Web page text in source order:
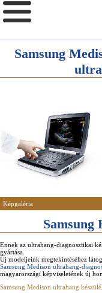
Samsung
Képgaléria
Samsung
Ennek az ultrahang-diagnosztikai
gyártása.
Új modeljeink megtekintéséhez
Samsung Medison ultrahang-
magyarországi képviseletének új
Samsung Medison ultrahang